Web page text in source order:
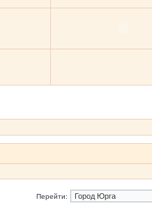
Перейти: